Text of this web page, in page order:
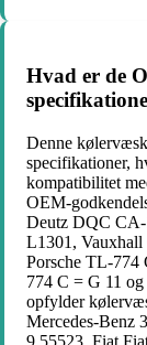
Hvad er de
Denne
specifikationer,
kompatibilitet
OEM-
Deutz DQC
L1301,
Porsche TL-774
774 C = G 11
opfylder
Mercedes-Benz
9,55523, Fiat